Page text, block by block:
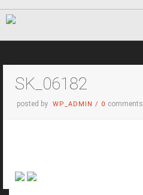
SK_06182
posted by WP_ADMIN / 0 comments